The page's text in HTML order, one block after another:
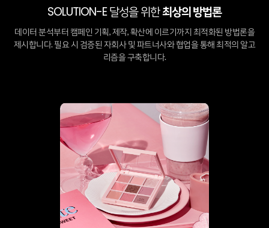
SOLUTION-E 달성을 위한최상의 방법론
데이터 분석부터 캠페인 기획, 제작, 확산에 이르기까지 최적화된 방법론을
제시합니다. 필요 시 검증된 자회사 및 파트너사와 협업을 통해 최적의 알고
리즘을 구축합니다.